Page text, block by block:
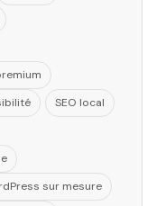
SEO local
sur mesure